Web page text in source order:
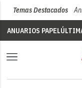
Temas Destacados
ANUARIOS PAPEL